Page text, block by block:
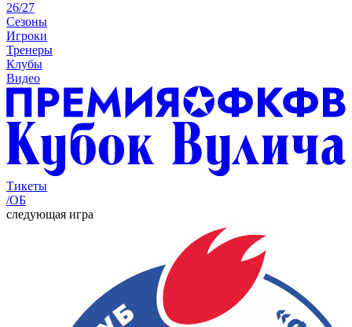
26/27
Сезоны
Игроки
Тренеры
Клубы
Видео
Тикеты
/ОБ
следующая игра